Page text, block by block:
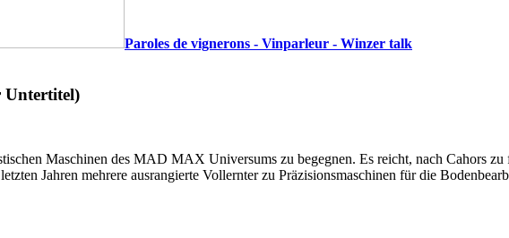
Paroles de vignerons - Vinparleur - Winzer talk
Untertitel)
Maschinen des MAD MAX Universums zu begegnen. Es reicht, nach Cahors zu
Jahren mehrere ausrangierte Vollernter zu Präzisionsmaschinen für die